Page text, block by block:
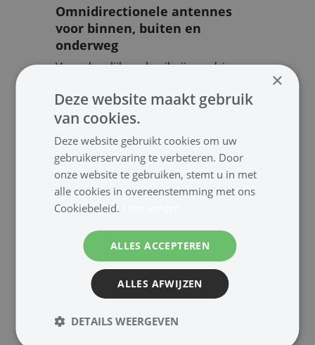
Omnidirectionele antennes
voor binnen, buiten en
onderweg
Voor dagelijks gebruik zijn er drie
modellen:
Binnenantennes
ideaal bij goede
zendmastdekking.
Buitenantennes– sterker
signaal, perfect voor gevel of
dak.
Antennes voor caravan en boot
robuust met meestal per model
verschillende
plaatsingsmethoden.
Directionele antennes voor
maximale signaalsterkte
×
Deze website maakt gebruik
van cookies.
Deze website gebruikt cookies om uw
gebruikerservaring te verbeteren. Door
onze website te gebruiken, stemt u in met
alle cookies in overeenstemming met ons
Cookiebeleid.
ALLES ACCEPTEREN
ALLES AFWIJZEN
DETAILS WEERGEVEN